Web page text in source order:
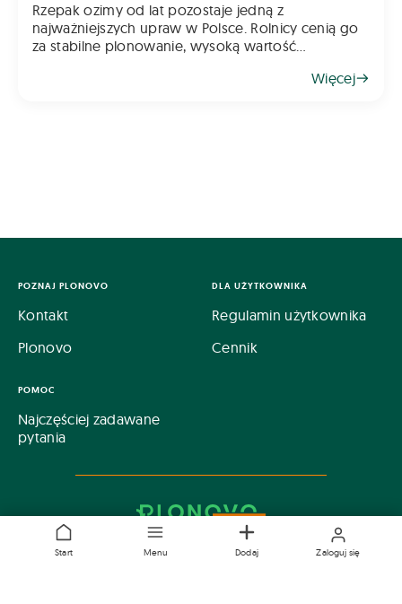
Start Menu Dodaj Zaloguj się
Rzepak ozimy od lat pozostaje jedną z
najważniejszych upraw w Polsce. Rolnicy cenią go
za stabilne plonowanie, wysoką wartość
jako świetnego przedplonu. Aby jednak rzepak
Więcej
POZNAJ PLONOVO
Kontakt
Plonovo
DLA UŻYTKOWNIKA
Regulamin użytkownika
Cennik
POMOC
Najczęściej zadawane
pytania